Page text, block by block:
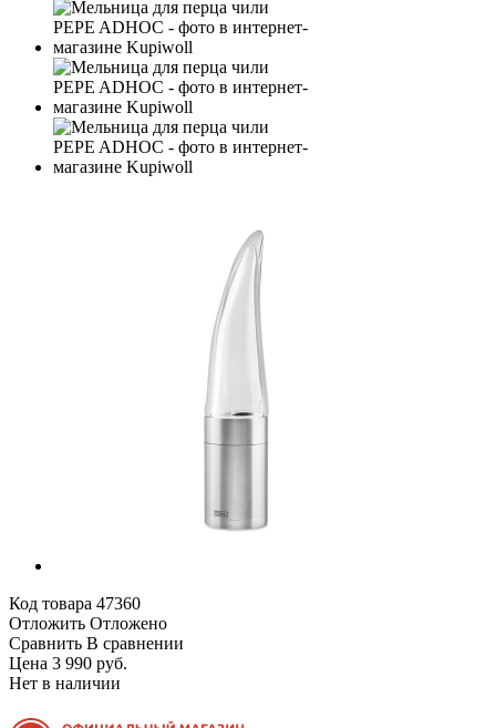
Код товара 47360
Отложить Отложено
Сравнить В сравнении
Цена 3 990 руб.
Нет в наличии